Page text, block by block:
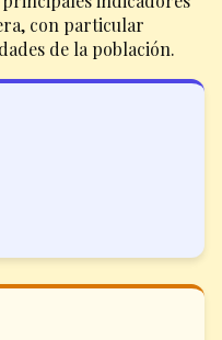
con particular
de la población.